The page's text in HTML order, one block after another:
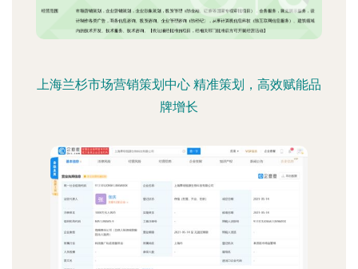
上海兰杉市场营销策划中心 精准策划，高效赋能品
牌增长